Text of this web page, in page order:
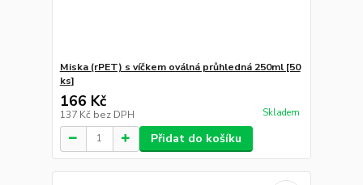
Miska (rPET) s víčkem oválná průhledná 250ml [50
ks]
166 Kč
137 Kč bez DPH Skladem
Přidat do košíku